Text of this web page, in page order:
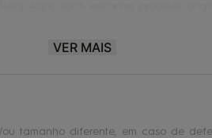
VER MAIS
tamanho diferente, em caso de